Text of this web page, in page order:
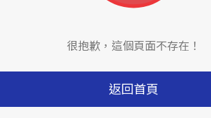
很抱歉，這個頁面不存在！
返回首頁